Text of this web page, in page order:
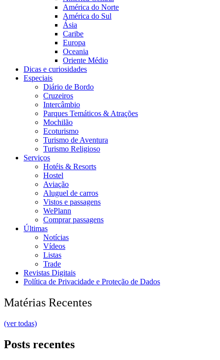
América do Norte
América do Sul
Ásia
Caribe
Europa
Oceania
Oriente Médio
Dicas e curiosidades
Especiais
Diário de Bordo
Cruzeiros
Intercâmbio
Parques Temáticos & Atrações
Mochilão
Ecoturismo
Turismo de Aventura
Turismo Religioso
Serviços
Hotéis & Resorts
Hostel
Aviação
Aluguel de carros
Vistos e passagens
WePlann
Comprar passagens
Últimas
Notícias
Vídeos
Listas
Trade
Revistas Digitais
Política de Privacidade e Proteção de Dados
Matérias Recentes
(ver todas)
Posts recentes